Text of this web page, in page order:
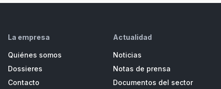
La empresa
Quiénes somos
Dossieres
Contacto
Actualidad
Noticias
Notas de prensa
Documentos del sector